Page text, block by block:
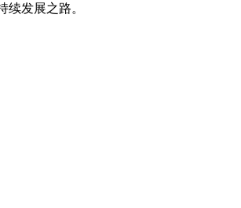
发展之路。